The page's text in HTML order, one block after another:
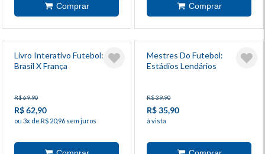
Livro Interativo Futebol:
Brasil X França
R$ 69,90
R$ 62,90
ou 3x de R$ 20,96 sem juros
Mestres Do Futebol:
Estádios Lendários
R$ 39,90
R$ 35,90
à vista